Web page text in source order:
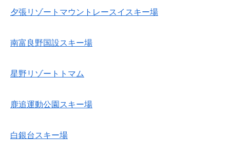
夕張リゾートマウントレースイスキー場
南富良野国設スキー場
星野リゾートトマム
鹿追運動公園スキー場
白銀台スキー場